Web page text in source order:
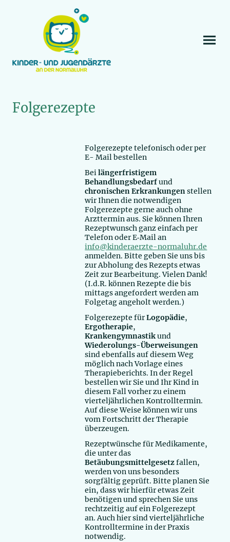
Folgerezepte
Folgerezepte telefonisch oder per
E- Mail bestellen
Beilängerfristigem
Behandlungsbedarfund
chronischen Erkrankungenstellen
wir Ihnen die notwendigen
Folgerezepte gerne auch ohne
Arzttermin aus. Sie können Ihren
Rezeptwunsch ganz einfach per
Telefon oder E‑Mail an
info@kinderaerzte-normaluhr.de
anmelden. Bitte geben Sie uns bis
zur Abholung des Rezepts etwas
Zeit zur Bearbeitung. Vielen Dank!
(I.d.R. können Rezepte die bis
mittags angefordert werden am
Folgetag angeholt werden.)
Folgerezepte fürLogopädie,
Ergotherapie,
Krankengymnastikund
Wiederolungs-Überweisungen
sind ebenfalls auf diesem Weg
möglich nach Vorlage eines
Therapieberichts. In der Regel
bestellen wir Sie und Ihr Kind in
diesem Fall vorher zu einem
vierteljährlichen Kontrolltermin.
Auf diese Weise können wir uns
vom Fortschritt der Therapie
überzeugen.
Rezeptwünsche für Medikamente,
die unter das
Betäubungsmittelgesetzfallen,
werden von uns besonders
sorgfältig geprüft. Bitte planen Sie
ein, dass wir hierfür etwas Zeit
benötigen und sprechen Sie uns
rechtzeitig auf ein Folgerezept
an. Auch hier sind vierteljährliche
Kontrolltermine in der Praxis
notwendig.